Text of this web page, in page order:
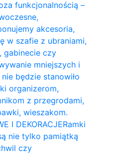
funkcjonalnością –
akcesoria,
w szafie z ubraniami,
gabinecie czy
mniejszych i
będzie stanowiło
organizerom,
z przegrodami,
wieszakom.
I DEKORACJERamki
nie tylko pamiątką
czy